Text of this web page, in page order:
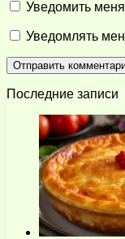
Уведомить
Уведомлять
Последние записи